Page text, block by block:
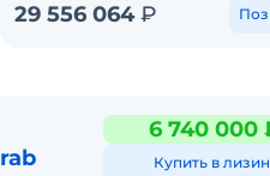
29 556 064₽
6 740 000
Купить в